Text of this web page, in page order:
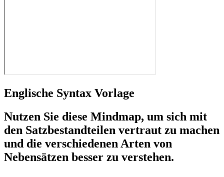
Englische Syntax Vorlage
Nutzen Sie diese Mindmap, um sich mit
den Satzbestandteilen vertraut zu machen
und die verschiedenen Arten von
Nebensätzen besser zu verstehen.